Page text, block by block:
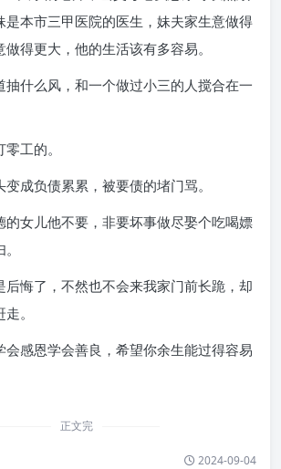
是本市三甲医院的医生，妹夫家生意做得
得更大，他的生活该有多容易。
抽什么风，和一个做过小三的人搅合在一
工的。
成负债累累，被要债的堵门骂。
的女儿他不要，非要坏事做尽娶个吃喝嫖
后悔了，不然也不会来我家门前长跪，却
。
会感恩学会善良，希望你余生能过得容易
正文完
2024-09-04